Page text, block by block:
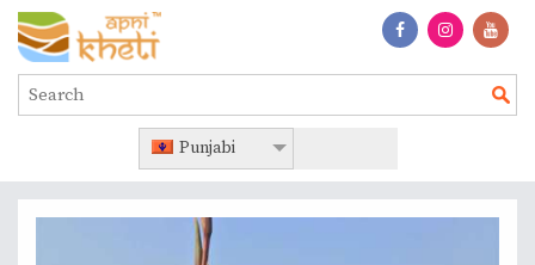
Punjabi